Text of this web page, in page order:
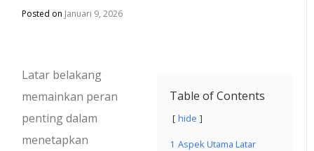
Posted on Januari 9, 2026
Table of Contents
hide
1 Aspek Utama Latar
Latar belakang
memainkan peran
penting dalam
menetapkan